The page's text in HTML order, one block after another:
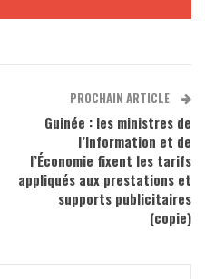
PROCHAIN ARTICLE
Guinée : les ministres de
l’Information et de
l’Économie fixent les tarifs
appliqués aux prestations et
supports publicitaires
(copie)